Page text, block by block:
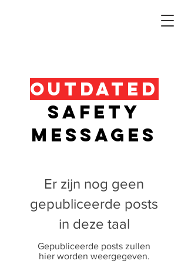
OUTDATED
SAFETY
MESSAGES
Er zijn nog geen
gepubliceerde posts
in deze taal
Gepubliceerde posts zullen
hier worden weergegeven.